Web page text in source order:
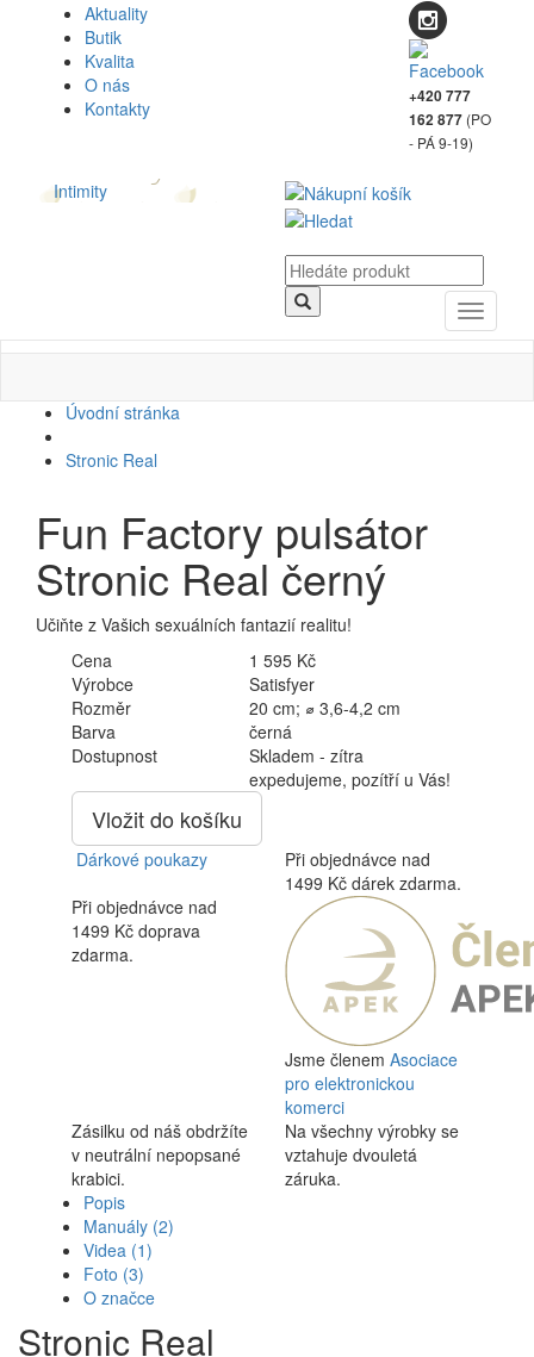
Aktuality
Butik
Kvalita
O nás
Kontakty
+420 777
162 877 (PO
- PÁ 9-19)
Intimity
Toggle
Úvodní stránka
Stronic Real
Fun Factory pulsátor
Stronic Real černý
Učiňte z Vašich sexuálních fantazií realitu!
Cena
1 595 Kč
Výrobce
Satisfyer
Rozměr
20 cm; ⌀ 3,6-4,2 cm
Barva
černá
Dostupnost
Skladem - zítra
expedujeme, pozítří u Vás!
Vložit do košíku
Dárkové poukazy
Při objednávce nad
1499 Kč dárek zdarma.
Při objednávce nad
1499 Kč doprava
zdarma.
Jsme členem Asociace
pro elektronickou
komerci
Zásilku od náš obdržíte
v neutrální nepopsané
krabici.
Na všechny výrobky se
vztahuje dvouletá
záruka.
Popis
Manuály (2)
Videa (1)
Foto (3)
O značce
Stronic Real